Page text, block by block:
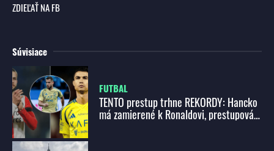
ZDIEĽAŤ NA FB
Súvisiace
FUTBAL
TENTO prestup trhne REKORDY: Hancko
má zamierené k Ronaldovi, prestupová